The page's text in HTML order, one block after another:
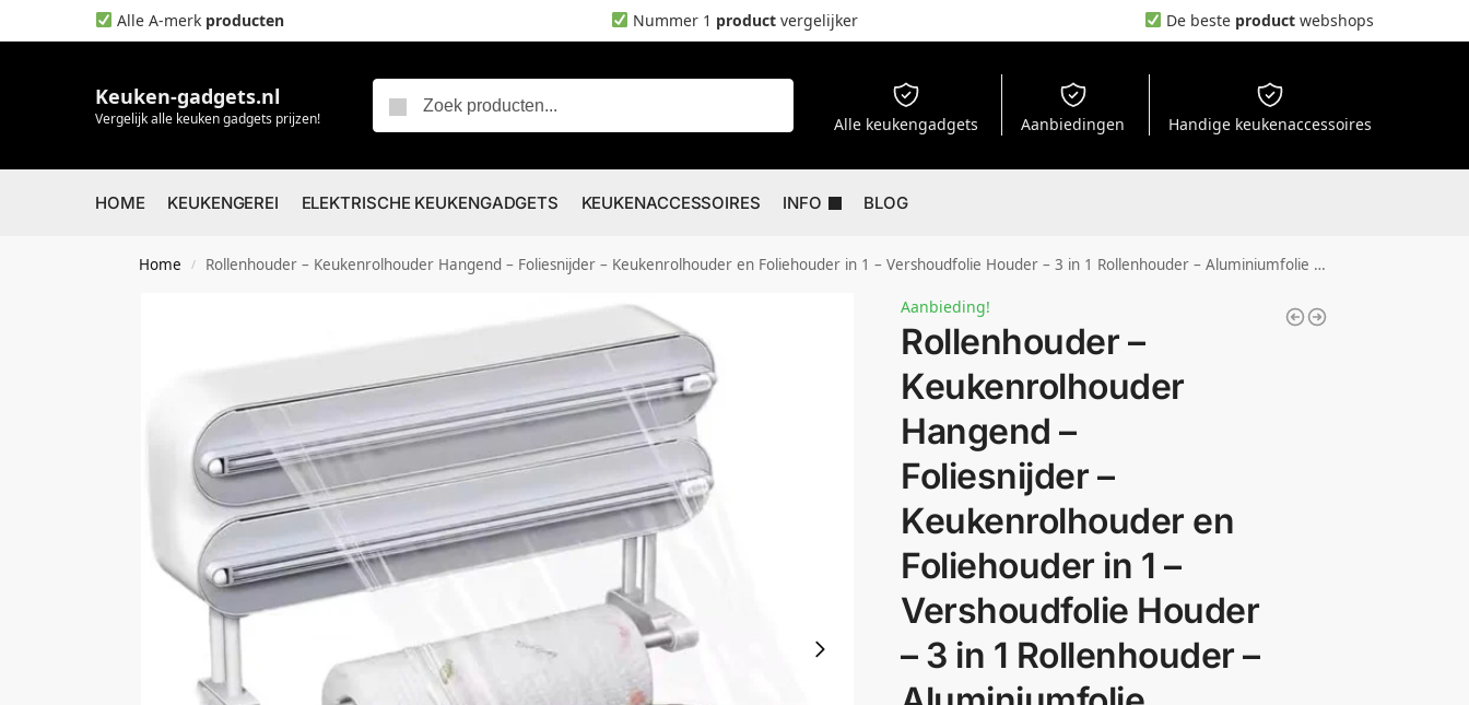
Alle A-merk producten Nummer 1 productvergelijker De beste product webshops
Keuken-gadgets.nl
Vergelijk alle keuken gadgets prijzen! Alle keukengadgets Aanbiedingen Handige keukenaccessoires
HOME KEUKENGEREI ELEKTRISCHE KEUKENGADGETS KEUKENACCESSOIRES INFO BLOG
Home / Rollenhouder – Keukenrolhouder Hangend – Foliesnijder – Keukenrolhouder en Foliehouder in 1 – Vershoudfolie Houder – 3 in 1 Rollenhouder – Aluminiumfolie Dispenser – Keuken Accessoires – Wandmodel – Wit
Aanbieding!
Rollenhouder –
Keukenrolhouder
Hangend –
Foliesnijder –
Keukenrolhouder en
Foliehouder in 1 –
Vershoudfolie Houder
– 3 in 1 Rollenhouder –